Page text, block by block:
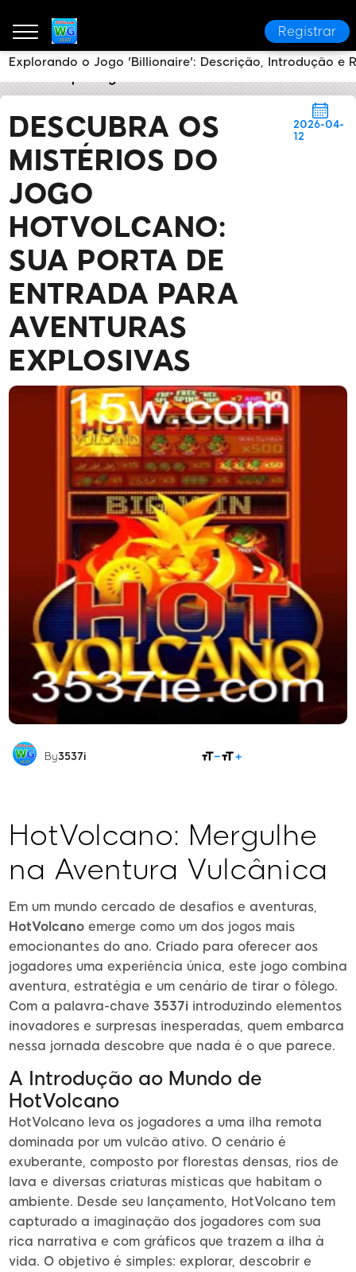
Registrar
DESCUBRA OS
MISTÉRIOS DO
JOGO
HOTVOLCANO:
SUA PORTA DE
ENTRADA PARA
AVENTURAS
EXPLOSIVAS
2026-04-
12
By3537i
HotVolcano: Mergulhe
na Aventura Vulcânica
Em um mundo cercado de desafios e aventuras,
HotVolcano emerge como um dos jogos mais
emocionantes do ano. Criado para oferecer aos
jogadores uma experiência única, este jogo combina
aventura, estratégia e um cenário de tirar o fôlego.
Com a palavra-chave 3537i introduzindo elementos
inovadores e surpresas inesperadas, quem embarca
nessa jornada descobre que nada é o que parece.
A Introdução ao Mundo de
HotVolcano
HotVolcano leva os jogadores a uma ilha remota
dominada por um vulcão ativo. O cenário é
exuberante, composto por florestas densas, rios de
lava e diversas criaturas místicas que habitam o
ambiente. Desde seu lançamento, HotVolcano tem
capturado a imaginação dos jogadores com sua
rica narrativa e com gráficos que trazem a ilha à
vida. O objetivo é simples: explorar, descobrir e
Explorando o Jogo 'Billionaire': Descrição, Introdução e